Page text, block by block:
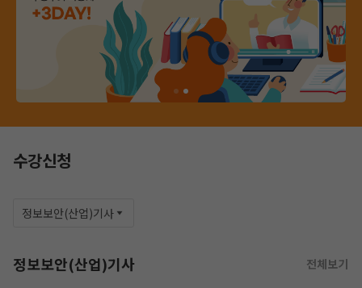
수강신청
정보보안(산업)기사
정보보안(산업)기사 전체보기